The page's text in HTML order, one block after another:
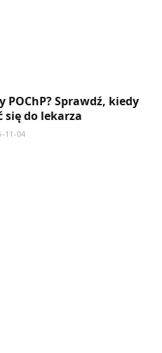
POChP? Sprawdź, kiedy
się do lekarza
11-04